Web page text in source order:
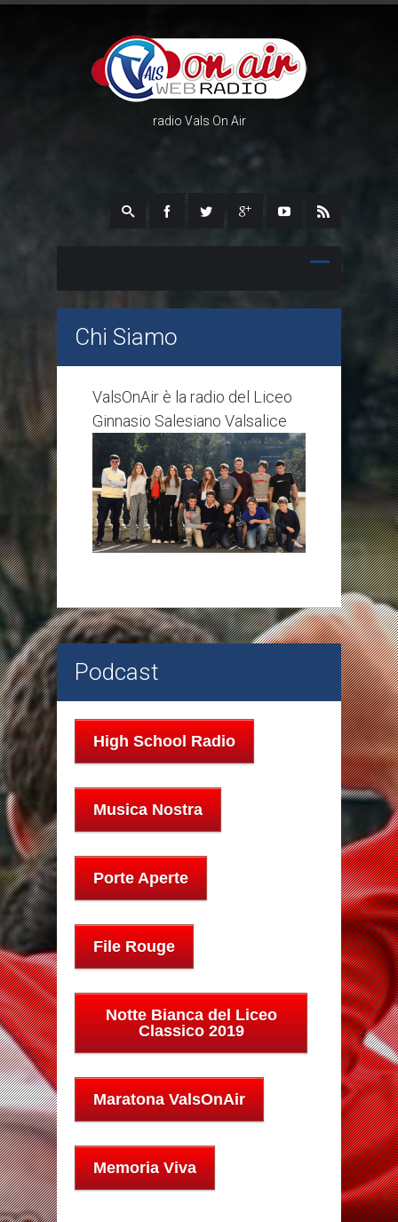
radio Vals On Air
Chi Siamo
ValsOnAir è la radio del Liceo
Ginnasio Salesiano Valsalice
Podcast
High School Radio
Musica Nostra
Porte Aperte
File Rouge
Notte Bianca del Liceo
Classico 2019
Maratona ValsOnAir
Memoria Viva